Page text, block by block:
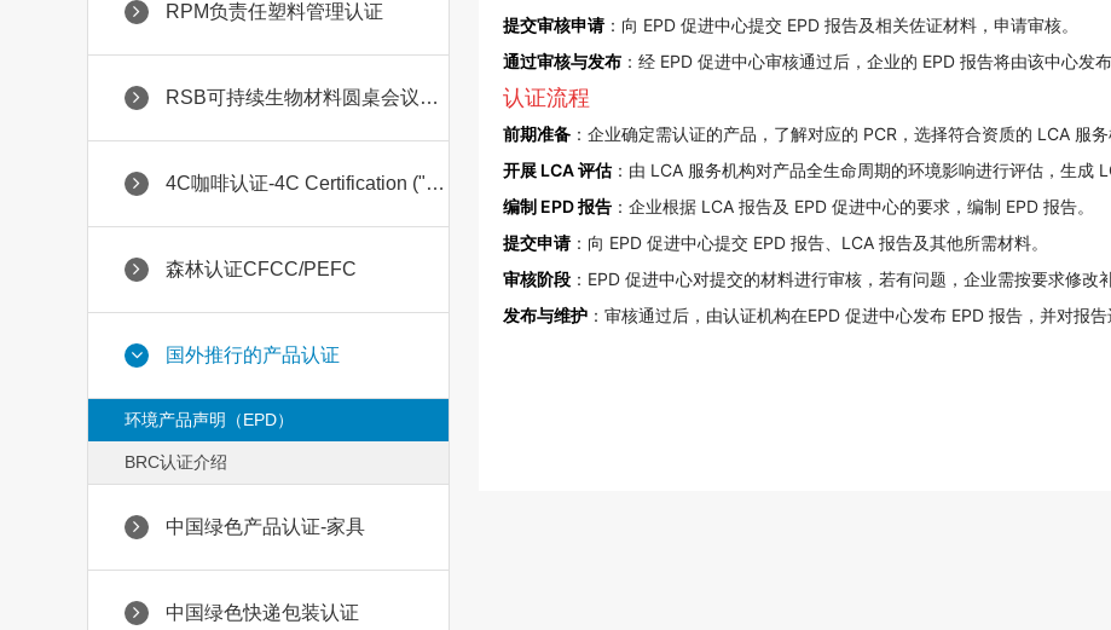
RPM负责任塑料管理认证
RSB可持续生物材料圆桌会议认证
4C咖啡认证-4C Certification ("Common Code for the Coff
森林认证CFCC/PEFC
国外推行的产品认证
环境产品声明（EPD）
BRC认证介绍
中国绿色产品认证-家具
中国绿色快递包装认证
提交审核申请：向 EPD 促进中心提交 EPD 报告及相关佐证材料，申请审核。
通过审核与发布 ：经 EPD 促进中心审核通过后，企业的 EPD 报告将由该中心发
认证流程
前期准备 ：企业确定需认证的产品，了解对应的 PCR，选择符合资质的 LCA 服务
开展 LCA 评估：由 LCA 服务机构对产品全生命周期的环境影响进行评估，生成
编制 EPD 报告 ：企业根据 LCA 报告及 EPD 促进中心的要求，编制 EPD 报告。
提交申请：向 EPD 促进中心提交 EPD 报告、LCA 报告及其他所需材料。
审核阶段 ：EPD 促进中心对提交的材料进行审核，若有问题，企业需按要求修改补
发布与维护 ：审核通过后，由认证机构在EPD 促进中心发布 EPD 报告，并对报告